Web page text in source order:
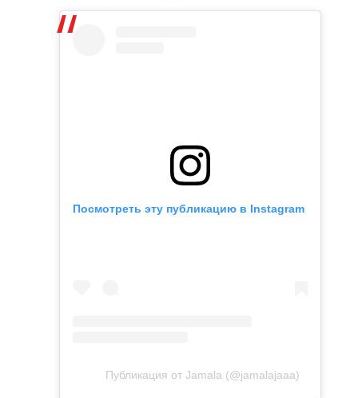
Посмотреть эту публикацию в Instagram
Публикация от Jamala (@jamalajaaa)